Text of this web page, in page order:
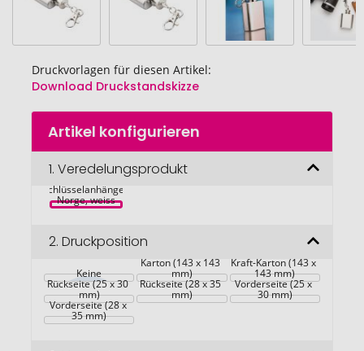
Druckvorlagen für diesen Artikel:
Download Druckstandskizze
Zum
Anfang
Bildgalerie
springen
Artikel konfigurieren
1. Veredelungsprodukt
Schlüsselanhänger
Norge, weiss
2. Druckposition
Keine
Karton (143 x 143
mm)
Kraft-Karton (143 x
143 mm)
Rückseite (25 x 30
mm)
Rückseite (28 x 35
mm)
Vorderseite (25 x
30 mm)
Vorderseite (28 x
35 mm)